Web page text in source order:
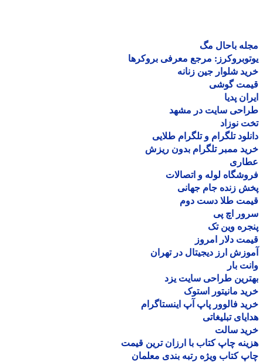
باحال مگ
مرجع معرفی بروکرها
شلوار جین زنانه
گوشی
پدیا
سایت در مشهد
نوزاد
تلگرام و تلگرام طلایی
ممبر تلگرام بدون ریزش
لوله و اتصالات
زنده جام جهانی
طلا دست دوم
اچ پی
وین تک
دلار امروز
ارز دیجیتال در تهران
بار
طراحی سایت یزد
مانیتور استوک
فالوور پاپ آپ اینستاگرام
تبلیغاتی
سالت
چاپ کتاب با ارزان ترین قیمت
کتاب ویژه رتبه بندی معلمان